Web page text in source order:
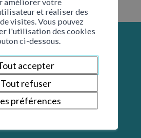
et réaliser des
visites. Vous pouvez
l'utilisation des cookies
ci-dessous.
accepter
Tout refuser
préférences